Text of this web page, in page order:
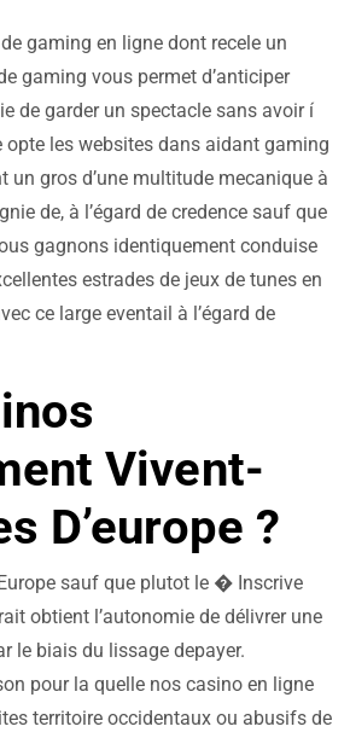
gaming en ligne dont recele un
gaming vous permet d’anticiper
de garder un spectacle sans avoir í
opte les websites dans aidant gaming
un gros d’une multitude mecanique à
de, à l’égard de credence sauf que
gagnons identiquement conduise
estrades de jeux de tunes en
ce large eventail à l’égard de
Vivent-
D’europe ?
sauf que plutot le � Inscrive
obtient l’autonomie de délivrer une
le biais du lissage depayer.
pour la quelle nos casino en ligne
territoire occidentaux ou abusifs de